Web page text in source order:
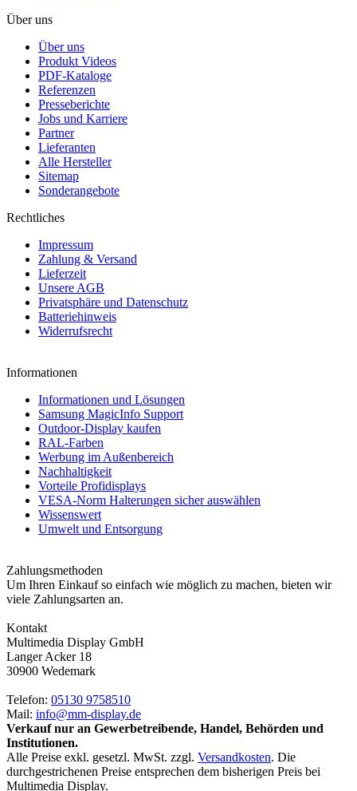
Über uns
Über uns
Produkt Videos
PDF-Kataloge
Referenzen
Presseberichte
Jobs und Karriere
Partner
Lieferanten
Alle Hersteller
Sitemap
Sonderangebote
Rechtliches
Impressum
Zahlung & Versand
Lieferzeit
Unsere AGB
Privatsphäre und Datenschutz
Batteriehinweis
Widerrufsrecht
Informationen
Informationen und Lösungen
Samsung MagicInfo Support
Outdoor-Display kaufen
RAL-Farben
Werbung im Außenbereich
Nachhaltigkeit
Vorteile Profidisplays
VESA-Norm Halterungen sicher auswählen
Wissenswert
Umwelt und Entsorgung
Zahlungsmethoden
Um Ihren Einkauf so einfach wie möglich zu machen, bieten wir
viele Zahlungsarten an.
Kontakt
Multimedia Display GmbH
Langer Acker 18
30900 Wedemark
Telefon: 05130 9758510
Mail: info@mm-display.de
Verkauf nur an Gewerbetreibende, Handel, Behörden und
Institutionen.
Alle Preise exkl. gesetzl. MwSt. zzgl. Versandkosten. Die
durchgestrichenen Preise entsprechen dem bisherigen Preis bei
Multimedia Display.